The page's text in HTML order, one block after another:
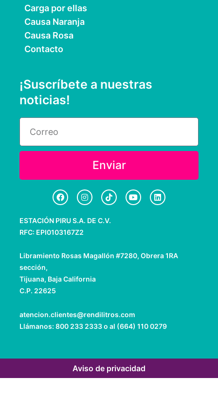
Carga por ellas
Causa Naranja
Causa Rosa
Contacto
¡Suscríbete a nuestras
noticias!
Enviar
F
a
c
e
b
o
I
n
s
a
m
T
i
k
t
o
Y
o
u
L
i
n
ESTACIÓN PIRU S.A. DE C.V.
RFC: EPI0103167Z2
Libramiento Rosas Magallón #7280, Obrera 1RA
sección,
Tijuana, Baja California
C.P. 22625
atencion.clientes@rendilitros.com
Llámanos: 800 233 2333 o al (664) 110 0279
Aviso de privacidad